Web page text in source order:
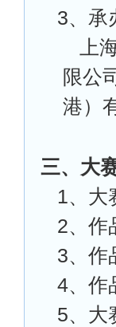
3、承
上
限公
港）
三、大
1、大
2、作
3、作
4、作
5、大